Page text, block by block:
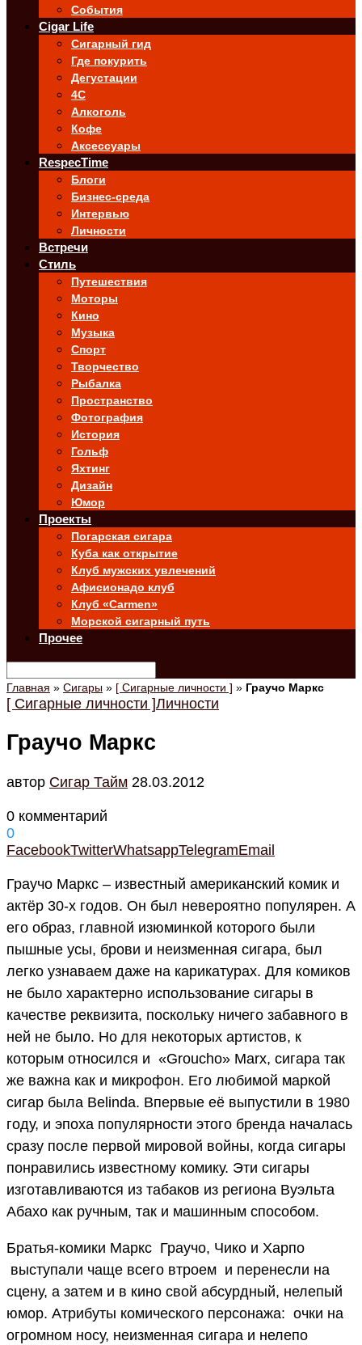
События
Cigar Life
Сигарный гид
Где покурить
Дегустации
4C
Алкоголь
Кофе
Аксессуары
RespecTime
Блоги
Бизнес-среда
Интервью
Личности
Встречи
Стиль
Путешествия
Моторы
Кино
Музыка
Спорт
Творчество
Рыбалка
Пространство
Фотография
История
Гольф
Яхтинг
Дизайн
Юмор
Проекты
Погарская сигара
Куба как открытие
Клуб мужских увлечений
Афисионадо клуб
Клуб «Carmen»
Морской сигарный путь
Прочее
Главная » Сигары » [ Сигарные личности ] » Граучо Маркс
[ Сигарные личности ]Личности
Граучо Маркс
автор Cигар Тайм 28.03.2012
0 комментарий
0
FacebookTwitterWhatsappTelegramEmail
Граучо Маркс – известный американский комик и
актёр 30-х годов. Он был невероятно популярен. А
его образ, главной изюминкой которого были
пышные усы, брови и неизменная сигара, был
легко узнаваем даже на карикатурах. Для комиков
не было характерно использование сигары в
качестве реквизита, поскольку ничего забавного в
ней не было. Но для некоторых артистов, к
которым относился и «Groucho» Marx, сигара так
же важна как и микрофон. Его любимой маркой
сигар была Belinda. Впервые её выпустили в 1980
году, и эпоха популярности этого бренда началась
сразу после первой мировой войны, когда сигары
понравились известному комику. Эти сигары
изготавливаются из табаков из региона Вуэльта
Абахо как ручным, так и машинным способом.
Братья-комики Маркс Граучо, Чико и Харпо
выступали чаще всего втроем и перенесли на
сцену, а затем и в кино свой абсурдный, нелепый
юмор. Атрибуты комического персонажа: очки на
огромном носу, неизменная сигара и нелепо